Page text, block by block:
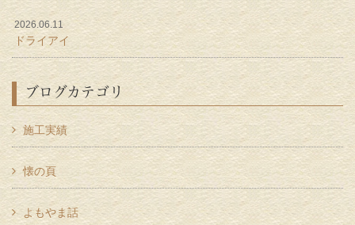
2026.06.11
ドライアイ
ブログカテゴリ
施工実績
懐の頁
よもやま話